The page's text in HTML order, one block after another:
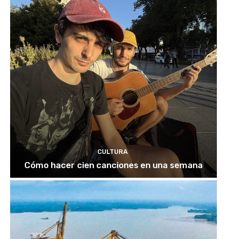
CULTURA
Cómo hacer cien canciones en una semana